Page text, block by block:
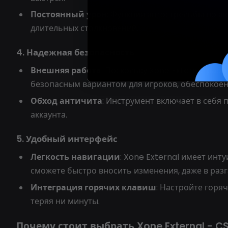
Постоянный урон
: Функция автострельбы
длительных столкновений.
4. Надежная безопасность
Внешняя работа
: Поскольку Xone External
безопасным вариантом для игроков,
Обход античита: Инструмент включает в себя
аккаунта.
5. Удобный интерфейс
Легкость навигации: Xone External имеет
сможете быстро вносить изменения, даже в
Интеграция горячих клавиш: Настройте
теряя ни минуты.